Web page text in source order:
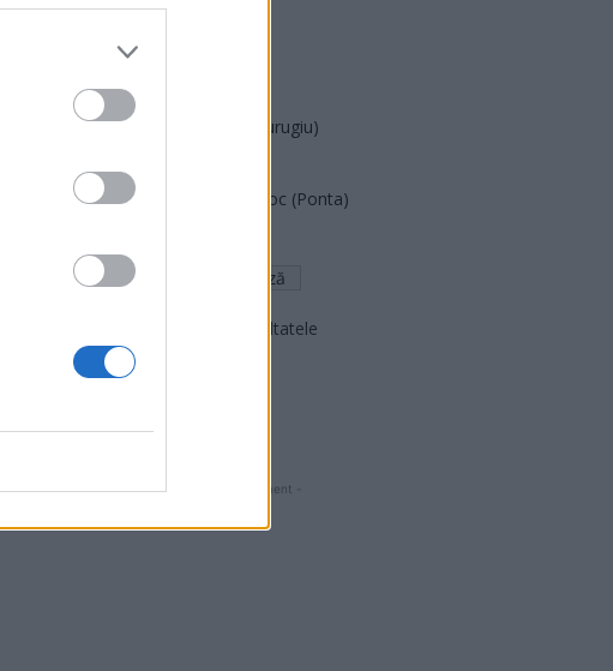
PNȚCD (Pavelescu)
PNCR (Terheș)
Partidul Patrioților (Surugiu)
România pe Primul Loc (Ponta)
Arată rezultatele
Arhiva sondajelor
- Advertisment -